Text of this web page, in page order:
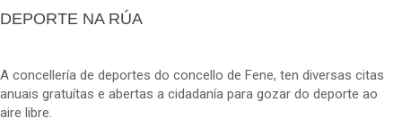
DEPORTE NA RÚA
A concellería de deportes do concello de Fene, ten diversas citas
anuais gratuítas e abertas a cidadanía para gozar do deporte ao
aire libre.